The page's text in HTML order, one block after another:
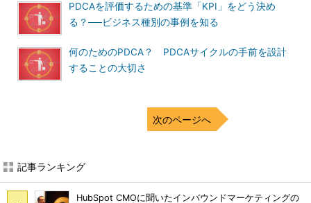
PDCAを評価するための基準「KPI」をどう決め
る？──ビジネス種別の事例を知る
何のためのPDCA？ PDCAサイクルの手前を設計
することの大切さ
次のページへ
記事ランキング
HubSpot CMOに聞いたインバウンドマーケティングの